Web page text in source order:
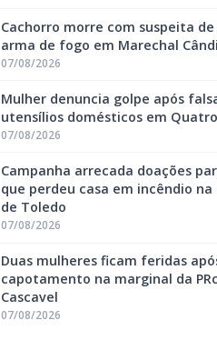
Cachorro morre com suspeita
arma de fogo em Marechal
07/08/2026
Mulher denuncia golpe após
utensílios domésticos em
07/08/2026
Campanha arrecada doações
que perdeu casa em incêndio
de Toledo
07/08/2026
Duas mulheres ficam feridas
capotamento na marginal da
Cascavel
07/08/2026